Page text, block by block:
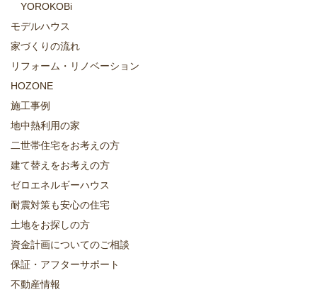
YOROKOBi
モデルハウス
家づくりの流れ
リフォーム・リノベーション
HOZONE
施工事例
地中熱利用の家
二世帯住宅をお考えの方
建て替えをお考えの方
ゼロエネルギーハウス
耐震対策も安心の住宅
土地をお探しの方
資金計画についてのご相談
保証・アフターサポート
不動産情報